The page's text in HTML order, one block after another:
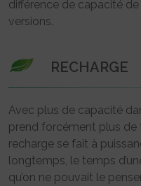
différence de capacité
versions.
RECHARGE
Avec plus de capacité
prend forcément plus de
recharge se fait à
longtemps, le temps
qu’on ne pouvait le